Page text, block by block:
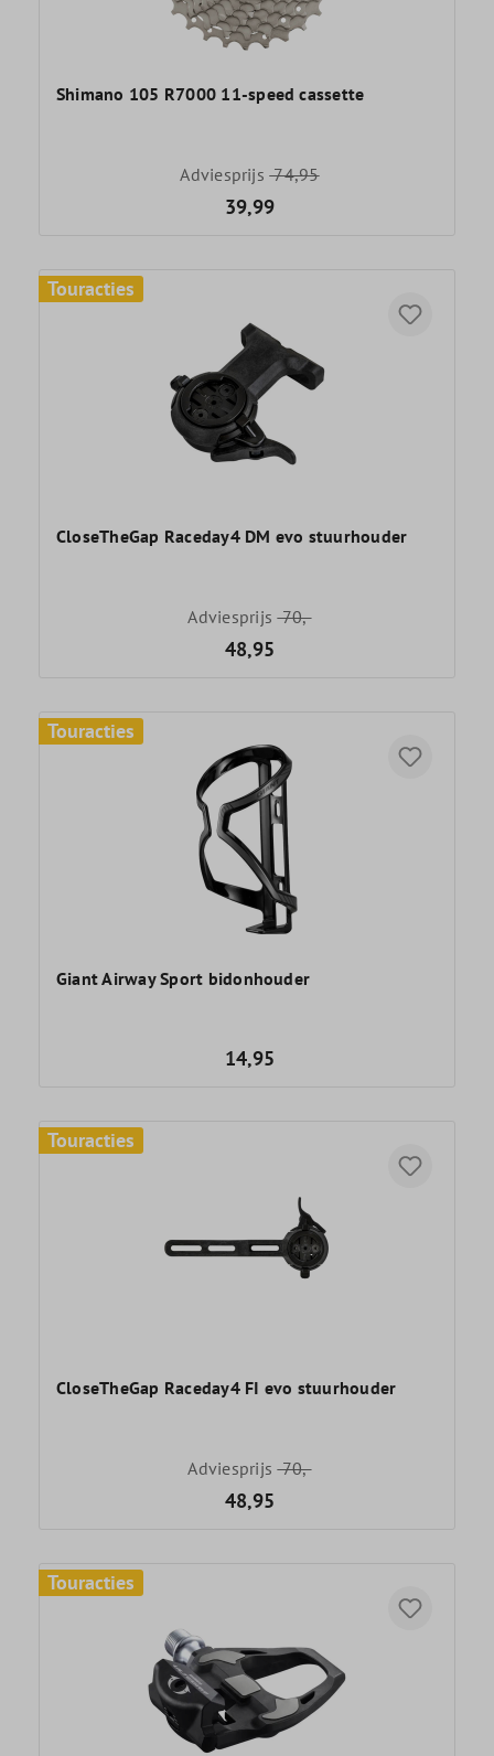
Shimano 105 R7000 11-speed cassette
Adviesprijs74,95
39,99
Touracties
CloseTheGap Raceday4 DM evo stuurhouder
Adviesprijs70,-
48,95
Touracties
Giant Airway Sport bidonhouder
14,95
Touracties
CloseTheGap Raceday4 FI evo stuurhouder
Adviesprijs70,-
48,95
Touracties